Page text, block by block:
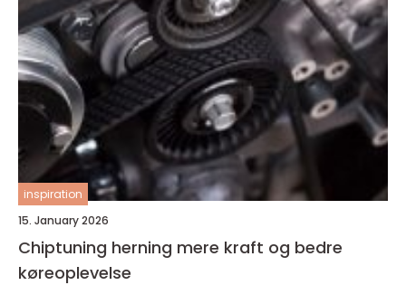
inspiration
15. January 2026
Chiptuning herning mere kraft og bedre
køreoplevelse